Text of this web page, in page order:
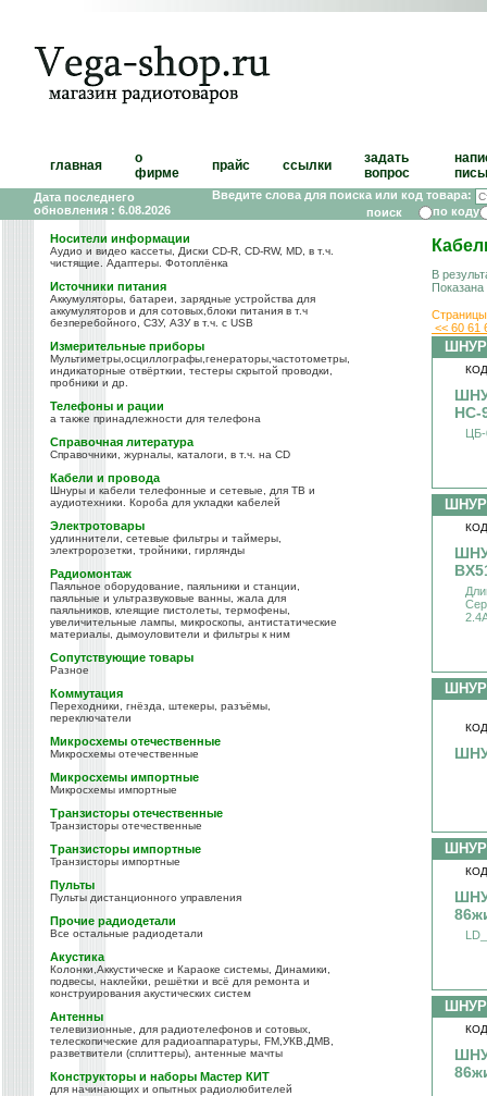
главная
о
фирме
прайс ссылки
задать
вопрос
Дата последнего
обновления : 6.08.2026
Введите слова для поиска или код товара:
по коду
Носители информации
Аудио и видео кассеты, Диски CD-R, CD-RW, MD, в т.ч.
чистящие. Адаптеры. Фотоплёнка
Источники питания
Аккумуляторы, батареи, зарядные устройства для
аккумуляторов и для сотовых,блоки питания в т.ч
безперебойного, СЗУ, АЗУ в т.ч. с USB
Измерительные приборы
Мультиметры,осциллографы,генераторы,частотометры,
индикаторные отвёрткии, тестеры скрытой проводки,
пробники и др.
Телефоны и рации
а также принадлежности для телефона
Справочная литература
Справочники, журналы, каталоги, в т.ч. на CD
Кабели и провода
Шнуры и кабели телефонные и сетевые, для ТВ и
аудиотехники. Короба для укладки кабелей
Электротовары
удлиннители, сетевые фильтры и таймеры,
электророзетки, тройники, гирлянды
Радиомонтаж
Паяльное оборудование, паяльники и станции,
паяльные и ультразвуковые ванны, жала для
паяльников, клеящие пистолеты, термофены,
увеличительные лампы, микроскопы, антистатические
материалы, дымоуловители и фильтры к ним
Сопутствующие товары
Разное
Коммутация
Переходники, гнёзда, штекеры, разъёмы,
переключатели
Микросхемы отечественные
Микросхемы отечественные
Микросхемы импортные
Микросхемы импортные
Транзисторы отечественные
Транзисторы отечественные
Транзисторы импортные
Транзисторы импортные
Пульты
Пульты дистанционного управления
Прочие радиодетали
Все остальные радиодетали
Акустика
Колонки,Аккустическе и Караоке системы, Динамики,
подвесы, наклейки, решётки и всё для ремонта и
конструирования акустических систем
Антенны
телевизионные, для радиотелефонов и сотовых,
телескопические для радиоаппаратуры, FM,УКВ,ДМВ,
разветвители (сплиттеры), антенные мачты
Конструкторы и наборы Мастер КИТ
для начинающих и опытных радиолюбителей
В
<< 60 61
ШНУР
HC-
ЦБ-
ШНУР
ШНУР
ШНУР
ШНУР